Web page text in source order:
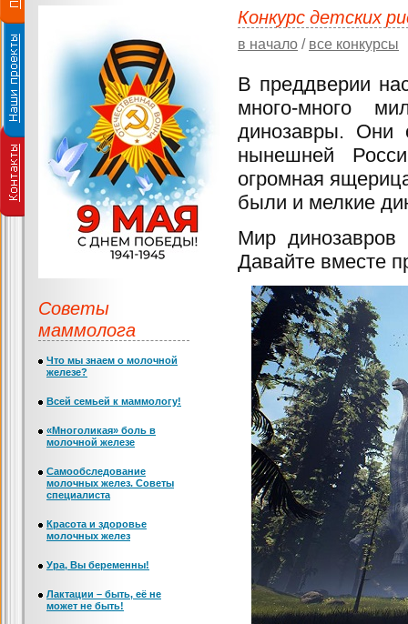
Конкурс детских
в начало / все конкурсы
В преддверии
много-много
динозавры. Они
нынешней
огромная
были и мелкие
Мир
Давайте вместе
Советы
маммолога
Что мы знаем о молочной
железе?
Всей семьей к маммологу!
«Многоликая» боль в
молочной железе
Самообследование
молочных желез. Советы
специалиста
Красота и здоровье
молочных желез
Ура, Вы беременны!
Лактации – быть, её не
может не быть!